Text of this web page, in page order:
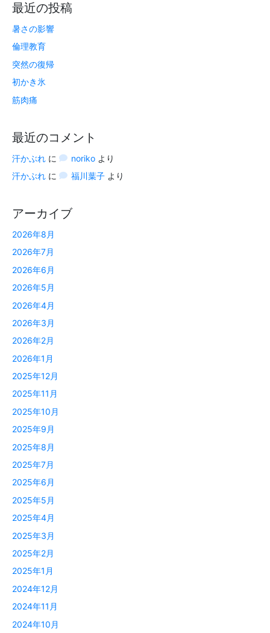
最近の投稿
暑さの影響
倫理教育
突然の復帰
初かき氷
筋肉痛
最近のコメント
汗かぶれ に norikoより
汗かぶれ に 福川葉子より
アーカイブ
2026年8月
2026年7月
2026年6月
2026年5月
2026年4月
2026年3月
2026年2月
2026年1月
2025年12月
2025年11月
2025年10月
2025年9月
2025年8月
2025年7月
2025年6月
2025年5月
2025年4月
2025年3月
2025年2月
2025年1月
2024年12月
2024年11月
2024年10月